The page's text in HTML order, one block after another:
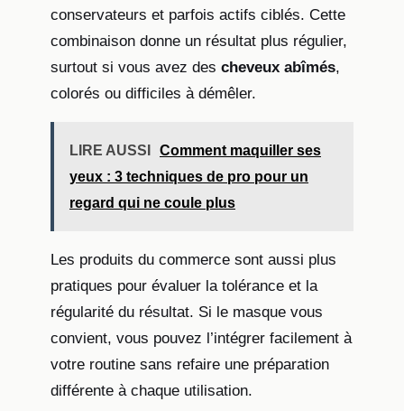
conservateurs et parfois actifs ciblés. Cette
combinaison donne un résultat plus régulier,
surtout si vous avez des cheveux abîmés,
colorés ou difficiles à démêler.
LIRE AUSSI
Comment maquiller ses
yeux : 3 techniques de pro pour un
regard qui ne coule plus
Les produits du commerce sont aussi plus
pratiques pour évaluer la tolérance et la
régularité du résultat. Si le masque vous
convient, vous pouvez l’intégrer facilement à
votre routine sans refaire une préparation
différente à chaque utilisation.